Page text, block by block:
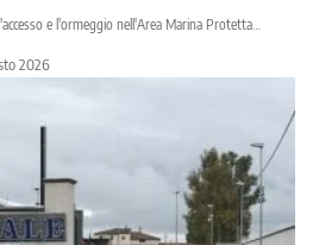
e l'ormeggio nell'Area Marina Protetta…
2026